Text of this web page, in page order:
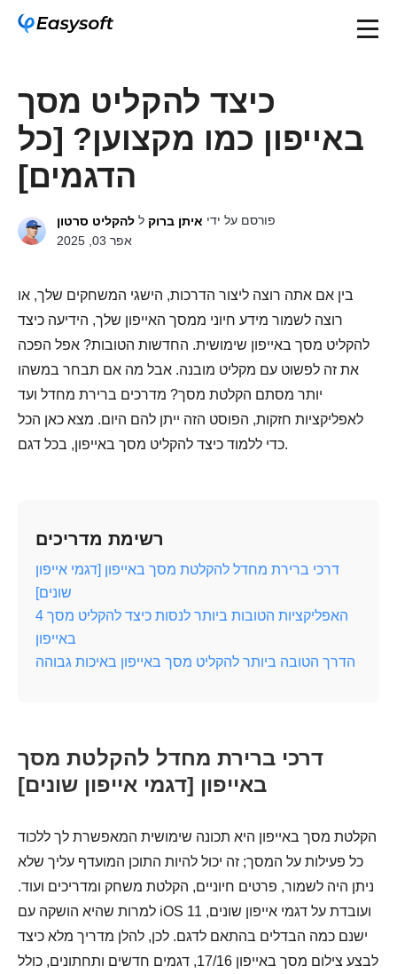
כיצד להקליט מסך
באייפון כמו מקצוען? [כל
הדגמים]
פורסם על ידי איתן ברוק ל להקליט סרטון
אפר 03, 2025
בין אם אתה רוצה ליצור הדרכות, הישגי המשחקים שלך, או
רוצה לשמור מידע חיוני ממסך האייפון שלך, הידיעה כיצד
להקליט מסך באייפון שימושית. החדשות הטובות? אפל הפכה
את זה לפשוט עם מקליט מובנה. אבל מה אם תבחר במשהו
יותר מסתם הקלטת מסך? מדרכים ברירת מחדל ועד
לאפליקציות חזקות, הפוסט הזה ייתן להם היום. מצא כאן הכל
כדי ללמוד כיצד להקליט מסך באייפון, בכל דגם.
רשימת מדריכים
דרכי ברירת מחדל להקלטת מסך באייפון [דגמי אייפון
שונים]
4 האפליקציות הטובות ביותר לנסות כיצד להקליט מסך
באייפון
הדרך הטובה ביותר להקליט מסך באייפון באיכות גבוהה
דרכי ברירת מחדל להקלטת מסך
באייפון [דגמי אייפון שונים]
הקלטת מסך באייפון היא תכונה שימושית המאפשרת לך ללכוד
כל פעילות על המסך; זה יכול להיות התוכן המועדף עליך שלא
ניתן היה לשמור, פרטים חיוניים, הקלטת משחק ומדריכים ועוד.
למרות שהיא הושקה עם iOS 11 ועובדת על דגמי אייפון שונים,
ישנם כמה הבדלים בהתאם לדגם. לכן, להלן מדריך מלא כיצד
לבצע צילום מסך באייפון 17/16, דגמים חדשים ותחתונים, כולל